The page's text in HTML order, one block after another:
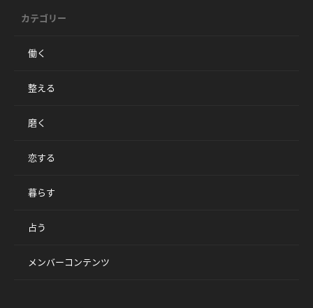
カテゴリー
働く
整える
磨く
恋する
暮らす
占う
メンバーコンテンツ